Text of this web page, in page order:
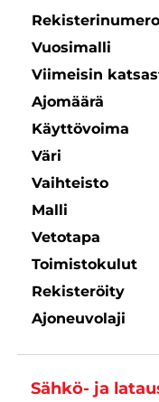
Rekisterinumero
Vuosimalli
Viimeisin
Ajomäärä
Käyttövoima
Väri
Vaihteisto
Malli
Vetotapa
Toimistokulut
Rekisteröity
Ajoneuvolaji
Sähkö- ja